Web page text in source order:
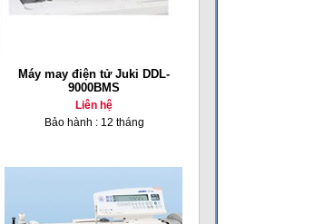
Máy may điện tử Juki DDL-
9000BMS
Liên hệ
Bảo hành : 12 tháng